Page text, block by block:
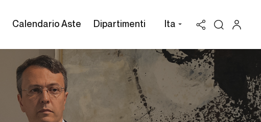
Calendario Aste Dipartimenti Ita